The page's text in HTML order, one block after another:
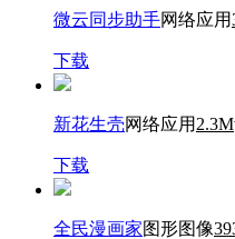
微云同步助手网络应用
下载
新花生壳网络应用 2.3M
下载
全民漫画家图形图像